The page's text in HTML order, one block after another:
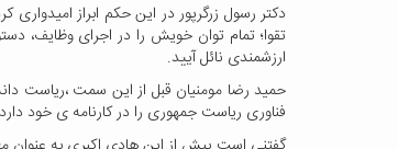
دکتر رسول زرگرپور در این حکم ابراز
تقوا؛ تمام توان خویش را در اجرای وظایف،
ارزشمندی نائل آیید.
حمید رضا مومنیان قبل از این سمت ،ریاست
فناوری ریاست جمهوری را در کارنامه ی خود